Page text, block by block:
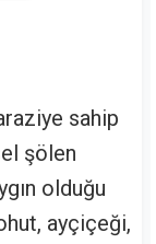
sahip
şölen
olduğu
ayçiçeği,